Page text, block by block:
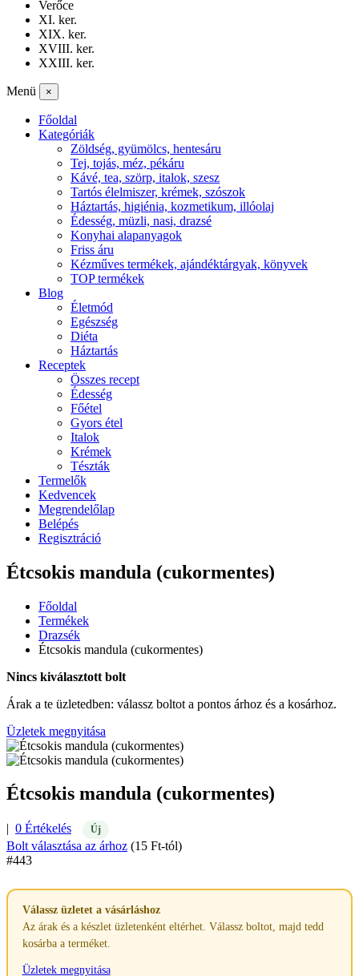
Verőce
XI. ker.
XIX. ker.
XVIII. ker.
XXIII. ker.
Menü ×
Főoldal
Kategóriák
Zöldség, gyümölcs, hentesáru
Tej, tojás, méz, pékáru
Kávé, tea, szörp, italok, szesz
Tartós élelmiszer, krémek, szószok
Háztartás, higiénia, kozmetikum, illóolaj
Édesség, müzli, nasi, drazsé
Konyhai alapanyagok
Friss áru
Kézműves termékek, ajándéktárgyak, könyvek
TOP termékek
Blog
Életmód
Egészség
Diéta
Háztartás
Receptek
Összes recept
Édesség
Főétel
Gyors étel
Italok
Krémek
Tészták
Termelők
Kedvencek
Megrendelőlap
Belépés
Regisztráció
Étcsokis mandula (cukormentes)
Főoldal
Termékek
Drazsék
Étcsokis mandula (cukormentes)
Nincs kiválasztott bolt
Árak a te üzletedben: válassz boltot a pontos árhoz és a kosárhoz.
Üzletek megnyitása
Étcsokis mandula (cukormentes)
| 0 Értékelés Új
Bolt választása az árhoz (15 Ft-tól)
#443
Válassz üzletet a vásárláshoz
Az árak és a készlet üzletenként eltérhet. Válassz boltot, majd tedd
kosárba a terméket.
Üzletek megnyitása